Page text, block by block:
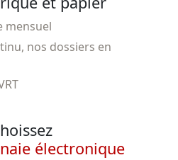
mensuel
nos dossiers en
électronique